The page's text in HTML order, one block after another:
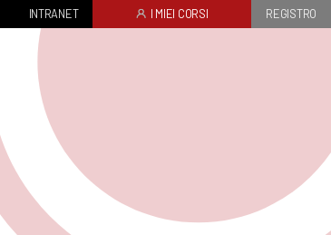
INTRANET I MIEI CORSI REGISTRO